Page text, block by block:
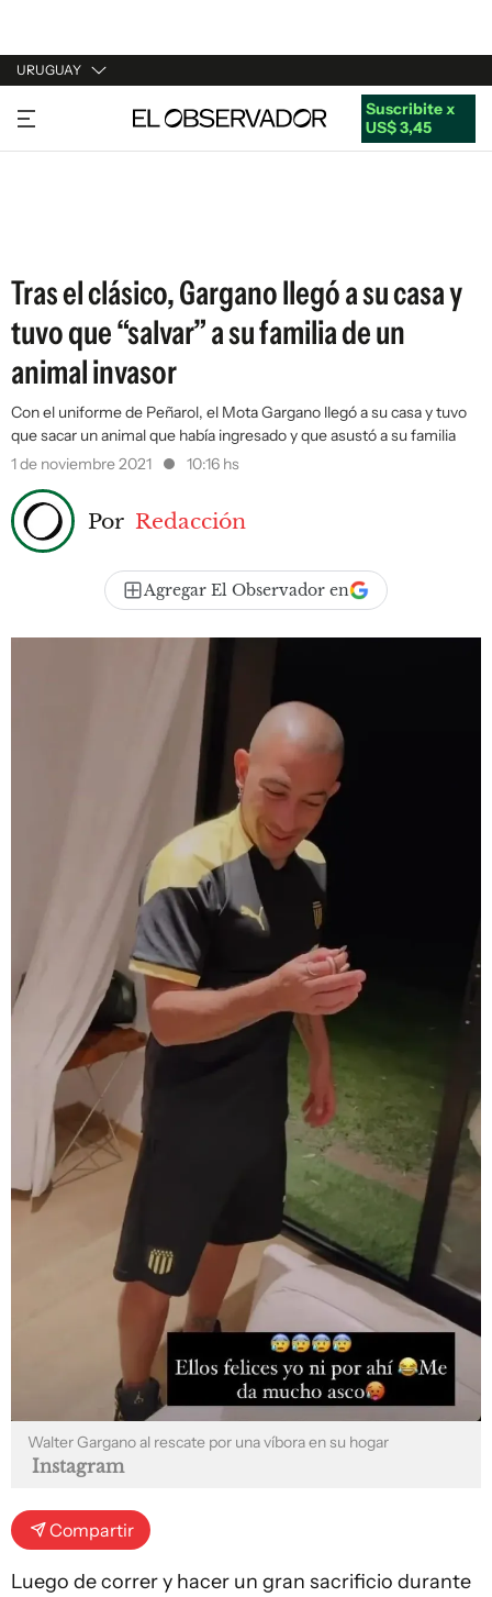
URUGUAY
URUGUAY
ARGENTINA
Suscribite x
US$ 3,45
Tras el clásico, Gargano llegó a su casa y
tuvo que “salvar” a su familia de un
animal invasor
Con el uniforme de Peñarol, el Mota Gargano llegó a su casa y tuvo
que sacar un animal que había ingresado y que asustó a su familia
1 de noviembre 2021
10:16 hs
Por Redacción
Agregar El Observador en
Walter Gargano al rescate por una víbora en su hogar
Instagram
Compartir
Luego de correr y hacer un gran sacrificio durante